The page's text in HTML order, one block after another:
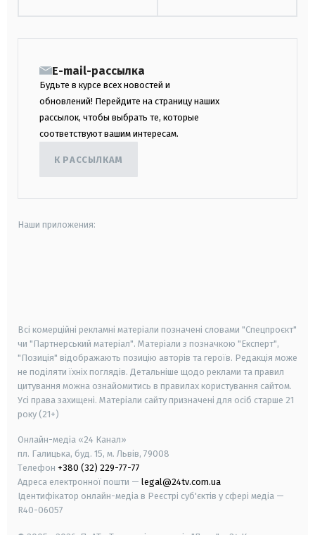
E-mail-рассылка
Будьте в курсе всех новостей и
обновлений! Перейдите на страницу наших
рассылок, чтобы выбрать те, которые
соответствуют вашим интересам.
К РАССЫЛКАМ
Наши приложения:
Всі комерційні рекламні матеріали позначені словами "Спецпроєкт"
чи "Партнерський матеріал". Матеріали з позначкою "Експерт",
"Позиція" відображають позицію авторів та героїв. Редакція може
не поділяти їхніх поглядів. Детальніше щодо реклами та правил
цитування можна ознайомитись в правилах користування сайтом.
Усі права захищені. Матеріали сайту призначені для осіб старше 21
року (21+)
Онлайн-медіа «24 Канал»
пл. Галицька, буд. 15, м. Львів, 79008
Телефон +380 (32) 229-77-77
Адреса електронної пошти — legal@24tv.com.ua
Ідентифікатор онлайн-медіа в Реєстрі суб'єктів у сфері медіа —
R40-06057